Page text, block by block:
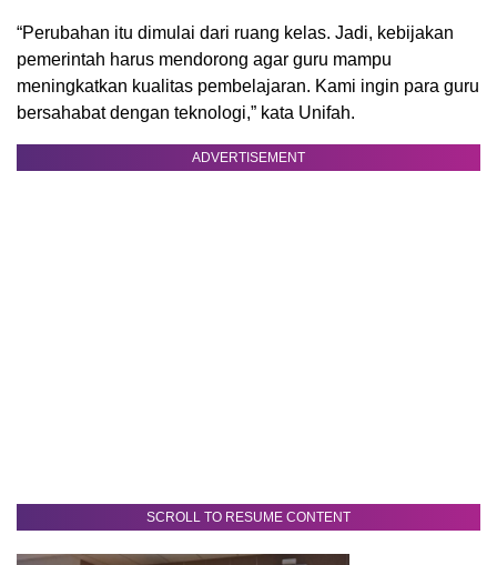
“Perubahan itu dimulai dari ruang kelas. Jadi, kebijakan
pemerintah harus mendorong agar guru mampu
meningkatkan kualitas pembelajaran. Kami ingin para guru
bersahabat dengan teknologi,” kata Unifah.
ADVERTISEMENT
SCROLL TO RESUME CONTENT